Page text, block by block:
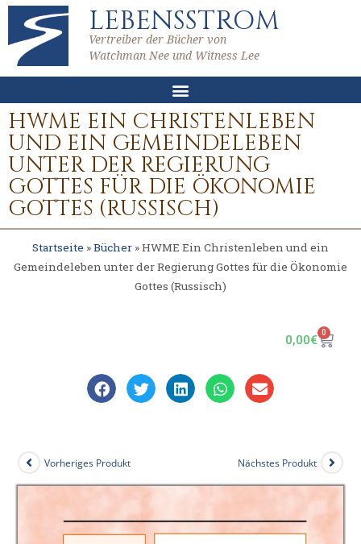
LEBENSSTROM
Vertreiber der Bücher von
Watchman Nee und Witness Lee
HWME EIN CHRISTENLEBEN
UND EIN GEMEINDELEBEN
UNTER DER REGIERUNG
GOTTES FÜR DIE ÖKONOMIE
GOTTES (RUSSISCH)
Startseite »Bücher »HWME Ein Christenleben und ein
Gemeindeleben unter der Regierung Gottes für die Ökonomie
Gottes (Russisch)
0,00€ 0
Vorheriges Produkt Nächstes Produkt